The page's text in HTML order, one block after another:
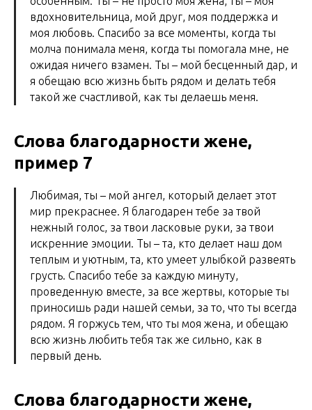
вдохновительница, мой друг, моя поддержка и
моя любовь. Спасибо за все моменты, когда ты
молча понимала меня, когда ты помогала мне, не
ожидая ничего взамен. Ты – мой бесценный дар, и
я обещаю всю жизнь быть рядом и делать тебя
такой же счастливой, как ты делаешь меня.
Слова благодарности жене,
пример 7
Любимая, ты – мой ангел, который делает этот
мир прекраснее. Я благодарен тебе за твой
нежный голос, за твои ласковые руки, за твои
искренние эмоции. Ты – та, кто делает наш дом
теплым и уютным, та, кто умеет улыбкой развеять
грусть. Спасибо тебе за каждую минуту,
проведенную вместе, за все жертвы, которые ты
приносишь ради нашей семьи, за то, что ты всегда
рядом. Я горжусь тем, что ты моя жена, и обещаю
всю жизнь любить тебя так же сильно, как в
первый день.
Слова благодарности жене,